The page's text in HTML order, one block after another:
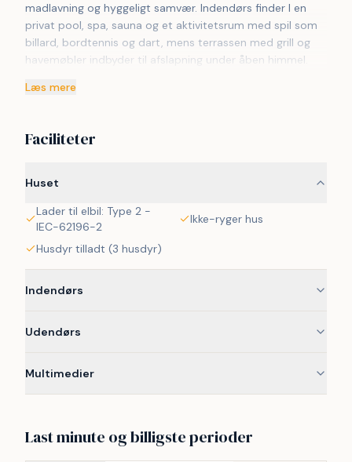
madlavning og hyggeligt samvær. Indendørs finder I en
privat pool, spa, sauna og et aktivitetsrum med spil som
billard, bordtennis og dart, mens terrassen med grill og
havemøbler indbyder til afslapning under åben himmel.
Odsherred, Sommerland Sjælland og en af Sjællands
kunstoplevelser og nem adgang til København, kun en
for alle aldre. Bemærk venligst at dette VillaVilla-hus ikke
Læs mere
Faciliteter
Huset
Lader til elbil: Type 2 -
IEC-62196-2
Ikke-ryger hus
Husdyr tilladt (3 husdyr)
Indendørs
Udendørs
Multimedier
Last minute og billigste perioder